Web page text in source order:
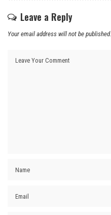
Leave a Reply
Your email address will not be published.